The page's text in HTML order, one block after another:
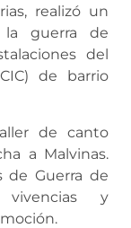
realizó un
la guerra de
del
de barrio
de canto
a Malvinas.
de Guerra de
vivencias y